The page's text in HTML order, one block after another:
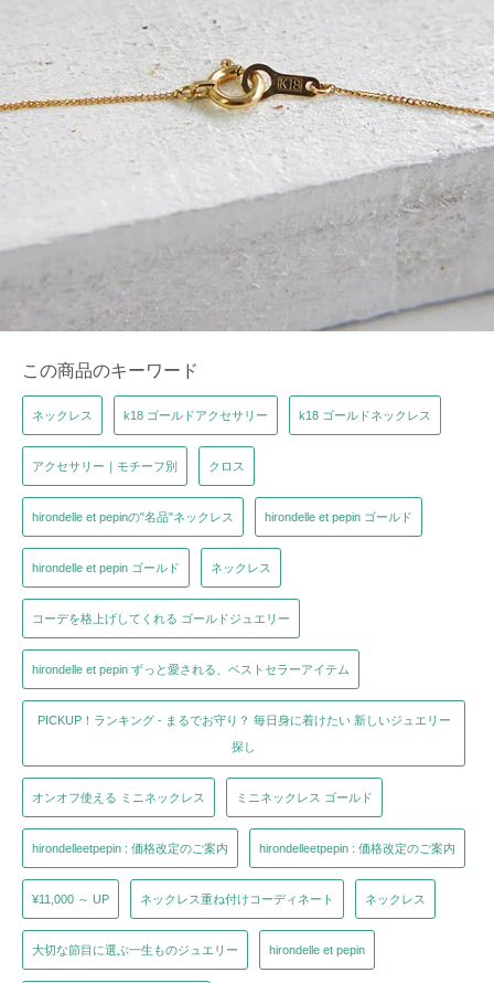
この商品のキーワード
ネックレス k18 ゴールドアクセサリー k18 ゴールドネックレス
アクセサリー｜モチーフ別 クロス
hirondelle et pepinの"名品"ネックレス hirondelle et pepin ゴールド
hirondelle et pepin ゴールド ネックレス
コーデを格上げしてくれる ゴールドジュエリー
hirondelle et pepin ずっと愛される、ベストセラーアイテム
PICKUP！ランキング - まるでお守り？ 毎日身に着けたい 新しいジュエリー
探し
オンオフ使える ミニネックレス ミニネックレス ゴールド
hirondelleetpepin : 価格改定のご案内 hirondelleetpepin : 価格改定のご案内
¥11,000 ～ UP ネックレス重ね付けコーディネート ネックレス
大切な節目に選ぶ一生ものジュエリー hirondelle et pepin